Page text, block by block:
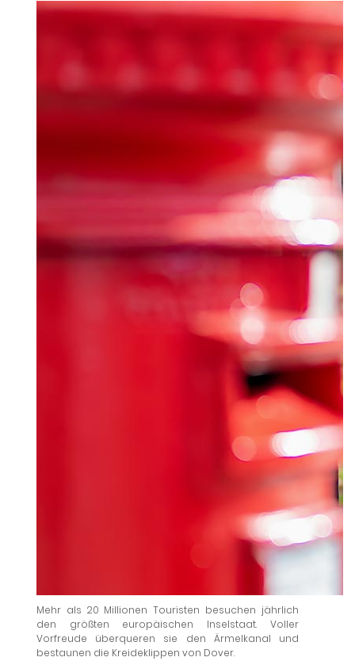
Mehr als 20 Millionen Touristen besuchen jährlich
den größten europäischen Inselstaat. Voller
Vorfreude überqueren sie den Ärmelkanal und
bestaunen die Kreideklippen von Dover.